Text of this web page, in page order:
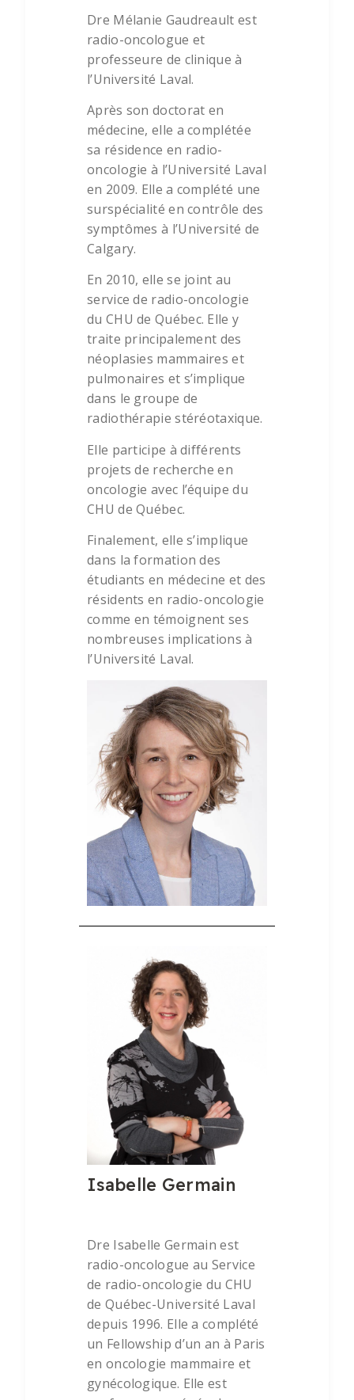
Dre Mélanie Gaudreault est
radio-oncologue et
professeure de clinique à
l’Université Laval.
Après son doctorat en
médecine, elle a complétée
sa résidence en radio-
oncologie à l’Université Laval
en 2009. Elle a complété une
surspécialité en contrôle des
symptômes à l’Université de
Calgary.
En 2010, elle se joint au
service de radio-oncologie
du CHU de Québec. Elle y
traite principalement des
néoplasies mammaires et
pulmonaires et s’implique
dans le groupe de
radiothérapie stéréotaxique.
Elle participe à différents
projets de recherche en
oncologie avec l’équipe du
CHU de Québec.
Finalement, elle s’implique
dans la formation des
étudiants en médecine et des
résidents en radio-oncologie
comme en témoignent ses
nombreuses implications à
l’Université Laval.
Isabelle Germain
Dre Isabelle Germain est
radio-oncologue au Service
de radio-oncologie du CHU
de Québec-Université Laval
depuis 1996. Elle a complété
un Fellowship d’un an à Paris
en oncologie mammaire et
gynécologique. Elle est